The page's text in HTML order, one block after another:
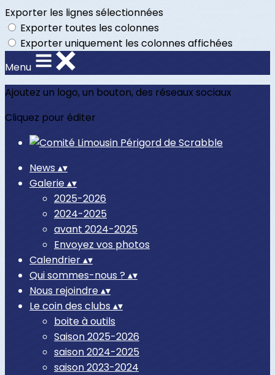
Exporter les lignes sélectionnées
Exporter toutes les colonnes
Exporter uniquement les colonnes affichées
Menu
Ajoutez un logo, un bouton, des réseaux sociaux
Cliquez pour éditer
News ▴▾
Galerie▴▾
2025-2026
2024-2025
avant 2024-2025
Envoyez vos photos
Calendrier▴▾
Qui sommes-nous ? ▴▾
Nous rejoindre▴▾
Le coin des clubs ▴▾
boite à outils
Saison 2025-2026
saison 2024-2025
saison 2023-2024